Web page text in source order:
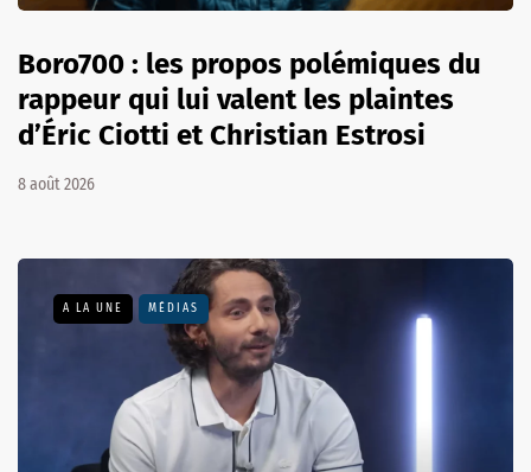
Boro700 : les propos polémiques du
rappeur qui lui valent les plaintes
d’Éric Ciotti et Christian Estrosi
8 août 2026
A LA UNE MÉDIAS